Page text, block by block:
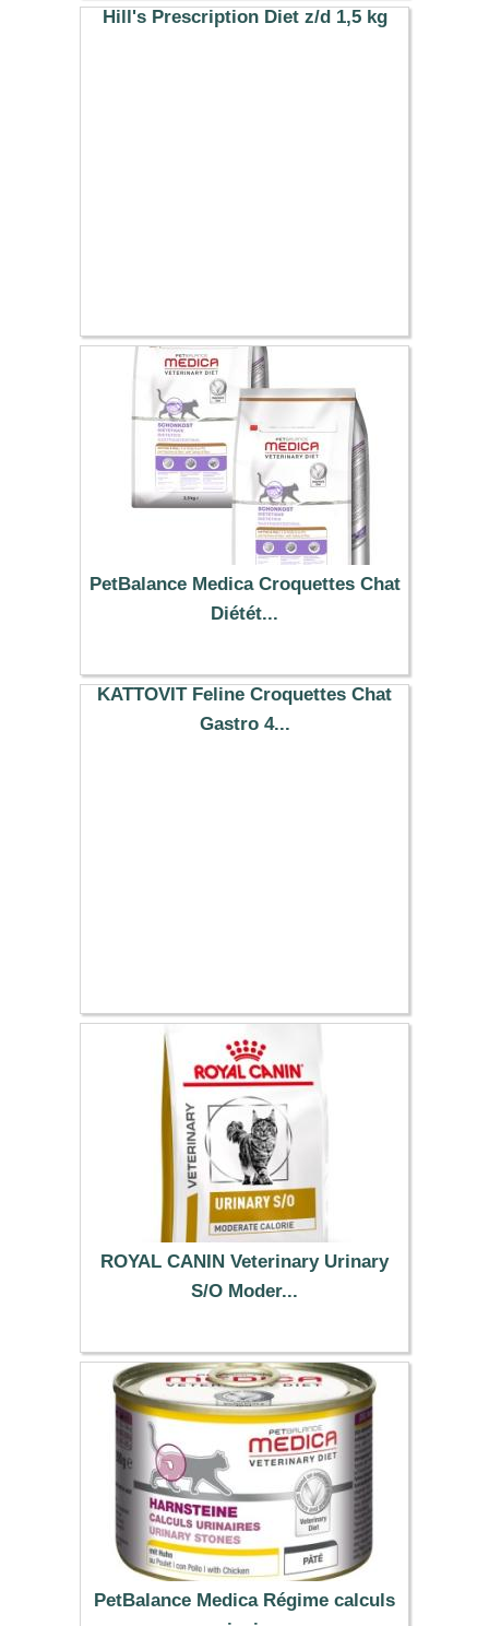
Hill's Prescription Diet z/d 1,5 kg
PetBalance Medica Croquettes Chat
Diétét...
47.61 €
KATTOVIT Feline Croquettes Chat
Gastro 4...
ROYAL CANIN Veterinary Urinary
S/O Moder...
90.99 €
PetBalance Medica Régime calculs